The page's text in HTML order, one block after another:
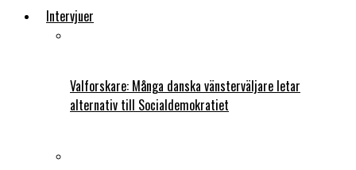
Intervjuer
Valforskare: Många danska vänsterväljare letar
alternativ till Socialdemokratiet